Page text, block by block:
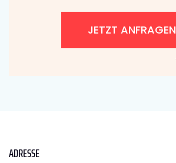
JETZT ANFRAGEN
ADRESSE